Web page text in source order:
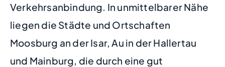
Verkehrsanbindung. In unmittelbarer Nähe
liegen die Städte und Ortschaften
Moosburg an der Isar, Au in der Hallertau
und Mainburg, die durch eine gut